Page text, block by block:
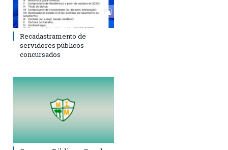
Recadastramento de
servidores públicos
concursados